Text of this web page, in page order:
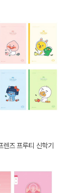
렌즈 프루티 신학기